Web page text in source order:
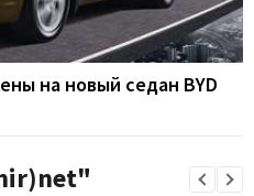
на новый седан BYD